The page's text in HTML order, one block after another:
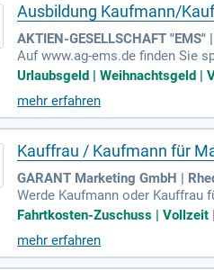
Ausbildung Kaufmann/
AKTIEN-GESELLSCHAFT "EMS"
Auf www.ag-ems.de finden Sie
hmen und entwerfen
auf der Umsetzung des
nikationsfähigkeit und
ttraktive Mitarbeiterrabatte.
Urlaubsgeld | Weihnachtsgeld |
mehr erfahren
Kauffrau / Kaufmann für
GARANT Marketing GmbH |
Werde Kaufmann oder Kauffrau
gnen zu planen und
tleistern steht auf deinem
en Grundlagen, die dir bei
Fahrtkosten-Zuschuss | Vollzeit
mehr erfahren